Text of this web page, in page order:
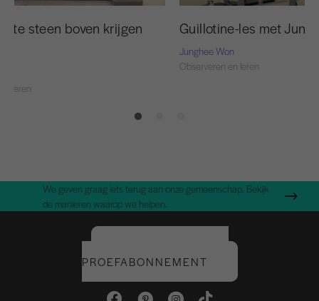
steen boven krijgen
leren
Guillotine-les met
Junghee Won
Observeren en leren
We geven graag iets terug aan onze gemeenschap. Bekijk
de manieren waarop we helpen.
PROEFABONNEMENT